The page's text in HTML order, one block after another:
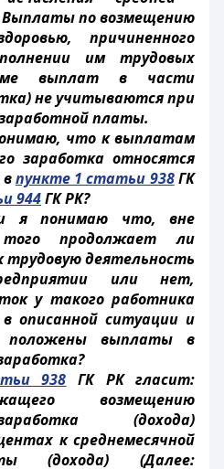
по возмещению
причиненного
им трудовых
выплат в части
не учитываются при
платы.
что к выплатам
заработка относятся
пункте 1 статьи 938ГК
944ГК РК?
я понимаю что, вне
продолжает ли
трудовую деятельность
или нет,
у такого работника
описанной ситуации и
положены выплаты в
938 ГК РК гласит:
возмещению
(дохода)
к среднемесячной
(дохода) (Далее: